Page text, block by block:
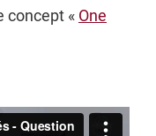
concept « One